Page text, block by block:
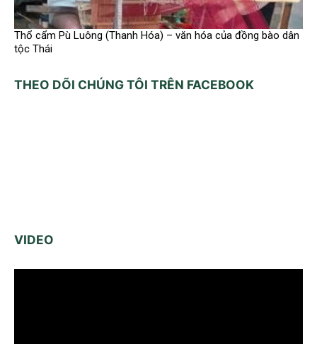
Thổ cẩm Pù Luông (Thanh Hóa) – văn hóa của đồng bào dân
tộc Thái
THEO DÕI CHÚNG TÔI TRÊN FACEBOOK
VIDEO